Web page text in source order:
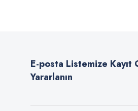
Ürün bilgilerinde hatalar
Ürün fiyatı diğer sitelerden daha
E-posta Listemize Kayıt
Yararlanın